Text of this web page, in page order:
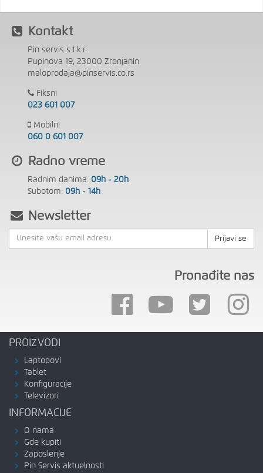
Kontakt
Pin servis s.t.k.r.
Pupinova 19, 23000 Zrenjanin
maloprodaja@pinservis.co.rs
Fiksni
023 601 007
Mobilni
060 0 601 007
Radno vreme
Radnim danima: 09h - 20h
Subotom: 09h - 14h
Newsletter
Prijavi se
Pronađite nas
PROIZVODI
Laptopovi
Tablet
Konfiguracije
Televizori
INFORMACIJE
O nama
Gde kupiti
Zaposlenje
Pin Servis aktuelnosti